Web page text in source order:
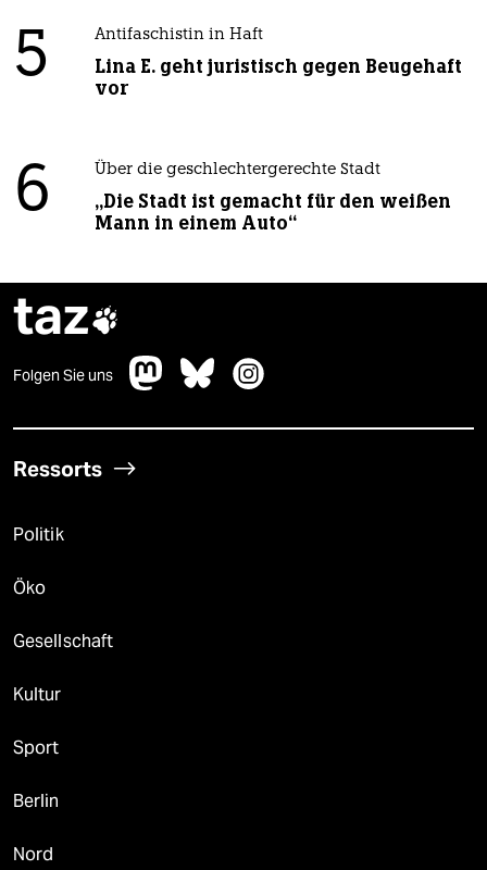
5 Antifaschistin in Haft
Lina E. geht juristisch gegen Beugehaft
vor
6 Über die geschlechtergerechte Stadt
„Die Stadt ist gemacht für den weißen
Mann in einem Auto“
taz
Folgen Sie uns
Ressorts
Politik
Öko
Gesellschaft
Kultur
Sport
Berlin
Nord